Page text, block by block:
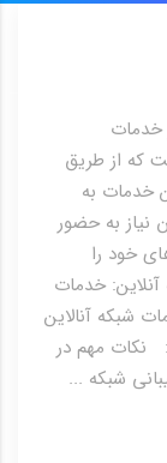
خدمات
که از طریق
خدمات به
نیاز به حضور
خود را
خدمات
شبکه آنالاین
نکات مهم در
شبکه ...